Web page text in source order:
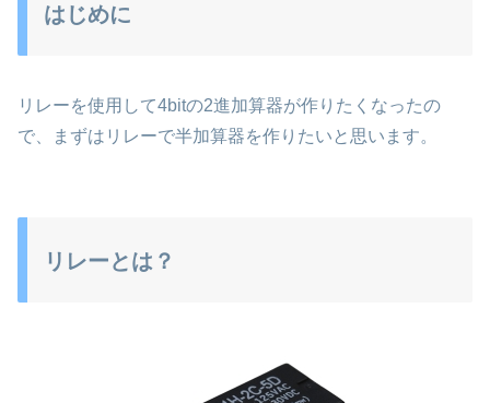
はじめに
リレーを使用して4bitの2進加算器が作りたくなったの
で、まずはリレーで半加算器を作りたいと思います。
リレーとは？